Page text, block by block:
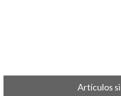
Artículos